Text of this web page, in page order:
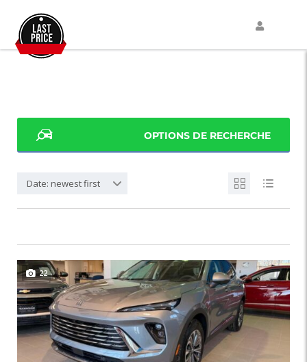
OPTIONS DE RECHERCHE
Date: newest first
22